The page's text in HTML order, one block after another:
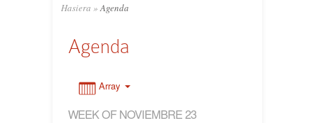
Hasiera » Agenda
Agenda
Array
WEEK OF NOVIEMBRE 23
4:00
5:00